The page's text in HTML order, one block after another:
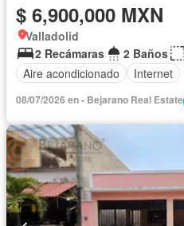
$ 6,900,000 MXN
Valladolid
2 Recámaras
2 Baños
Aire acondicionado
Internet
08/07/2026 en - Bejarano Real Estate